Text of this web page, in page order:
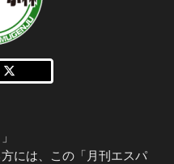
には、この「月刊エスパ